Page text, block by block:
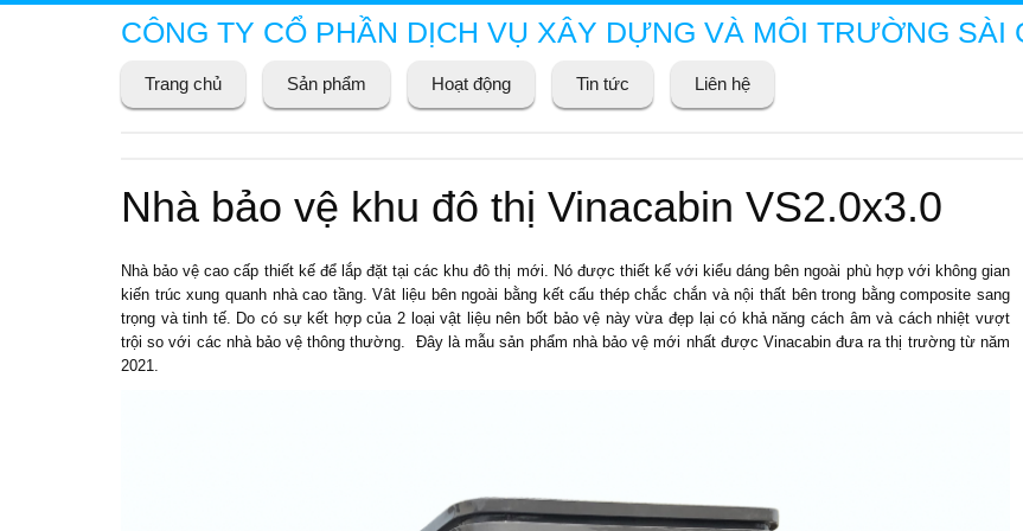
CÔNG TY CỔ PHẦN DỊCH VỤ XÂY DỰNG VÀ MÔI TRƯỜNG SÀI
Trang chủ Sản phẩm Hoạt động Tin tức Liên hệ
Nhà bảo vệ khu đô thị Vinacabin VS2.0x3.0
Nhà bảo vệ cao cấp thiết kế để lắp đặt tại các khu đô thị mới. Nó được thiết kế với kiểu dáng bên ngoài phù hợp với không gian
kiến trúc xung quanh nhà cao tầng. Vât liệu bên ngoài bằng kết cấu thép chắc chắn và nội thất bên trong bằng composite sang
trọng và tinh tế. Do có sự kết hợp của 2 loại vật liệu nên bốt bảo vệ này vừa đẹp lại có khả năng cách âm và cách nhiệt vượt
trội so với các nhà bảo vệ thông thường. Đây là mẫu sản phẩm nhà bảo vệ mới nhất được Vinacabin đưa ra thị trường từ năm
2021.